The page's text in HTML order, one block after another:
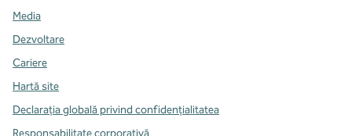
Media
Dezvoltare
Cariere
Hartă site
Declarația globală privind confidenţialitatea
Responsabilitate corporativă